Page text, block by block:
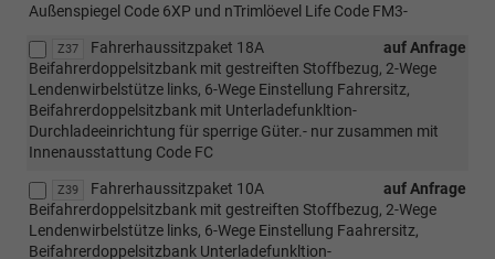
Außenspiegel Code 6XP und nTrimlöevel Life Code FM3-
Z37 auf Anfrage
Fahrerhaussitzpaket 18A
Beifahrerdoppelsitzbank mit gestreiften Stoffbezug, 2-Wege
Lendenwirbelstütze links, 6-Wege Einstellung Fahrersitz,
Beifahrerdoppelsitzbank mit Unterladefunkltion-
Durchladeeinrichtung für sperrige Güter.- nur zusammen mit
Innenausstattung Code FC
Z39 auf Anfrage
Fahrerhaussitzpaket 10A
Beifahrerdoppelsitzbank mit gestreiften Stoffbezug, 2-Wege
Lendenwirbelstütze links, 6-Wege Einstellung Faahrersitz,
Beifahrerdoppelsitzbank Unterladefunkltion-